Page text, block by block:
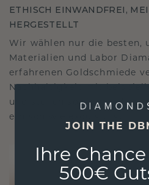
ETHISCH EINWANDFREI,
HERGESTELLT
Wir wählen nur die besten,
Materialien und Labor
erfahrenen Goldschmiede
Nachhaltigkeit mit
und stellen so sicher, dass
ethisch wie exquisit ist.
JOIN THE
Ihre
500€